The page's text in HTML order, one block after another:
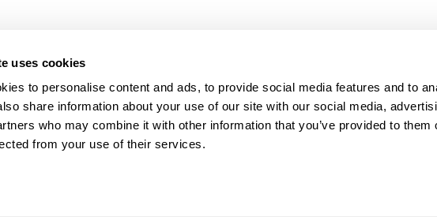
uses cookies
to personalise content and ads, to provide social media features and to
share information about your use of our site with our social media,
who may combine it with other information that you’ve provided to them
from your use of their services.
Floors beyond
expectations
Kaehrs è stata fondata nel 1857
Nostri prodotti
Pavimenti di qualità
Accessori